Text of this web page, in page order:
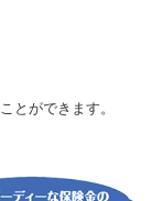
とができます。